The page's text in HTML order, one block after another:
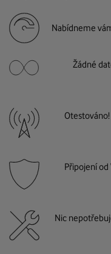
Nabídneme
Žádné
Připojení od
Nic